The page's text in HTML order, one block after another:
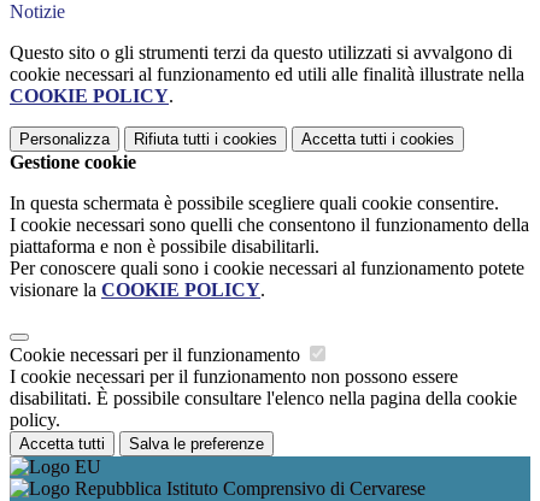
Notizie
Questo sito o gli strumenti terzi da questo utilizzati si avvalgono di
cookie necessari al funzionamento ed utili alle finalità illustrate nella
COOKIE POLICY.
Personalizza Rifiuta tutti i cookies Accetta tutti i cookies
Gestione cookie
In questa schermata è possibile scegliere quali cookie consentire.
I cookie necessari sono quelli che consentono il funzionamento della
piattaforma e non è possibile disabilitarli.
Per conoscere quali sono i cookie necessari al funzionamento potete
visionare la COOKIE POLICY.
Cookie necessari per il funzionamento
I cookie necessari per il funzionamento non possono essere
disabilitati. È possibile consultare l'elenco nella pagina della cookie
policy.
Accetta tutti Salva le preferenze
Istituto Comprensivo di Cervarese